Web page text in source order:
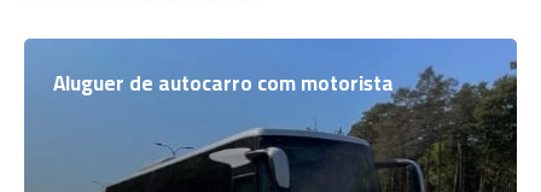
Aluguer de autocarro com motorista